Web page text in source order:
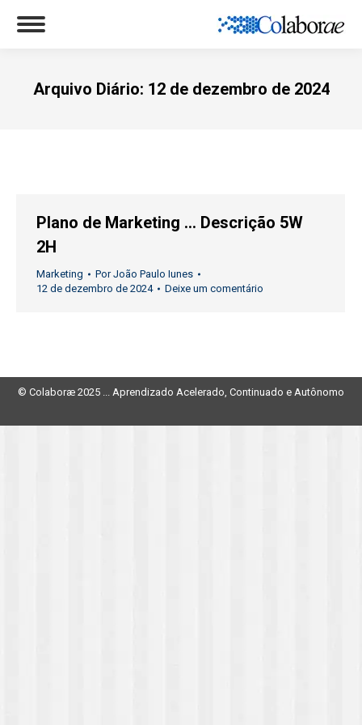
Arquivo Diário: 12 de dezembro de 2024
Plano de Marketing … Descrição 5W
2H
Marketing PorJoão Paulo Iunes
12 de dezembro de 2024
Deixe um comentário
© Colaboræ 2025 ... Aprendizado Acelerado, Continuado e Autônomo